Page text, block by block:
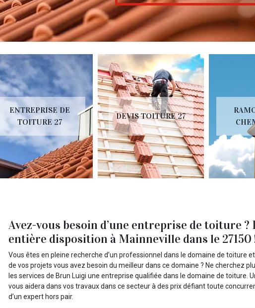
ENTREPRISE DE
TOITURE 27
DEVIS TOITURE 27
Avez-vous besoin d’une entreprise de toiture
entière disposition à Mainneville dans le 27150
Vous êtes en pleine recherche d’un professionnel dans le domaine de toiture
de vos projets vous avez besoin du meilleur dans ce domaine ? Ne cherchez
les services de Brun Luigi une entreprise qualifiée dans le domaine de toiture.
vous aidera dans vos travaux dans ce secteur à des prix défiant toute
d’un expert hors pair.